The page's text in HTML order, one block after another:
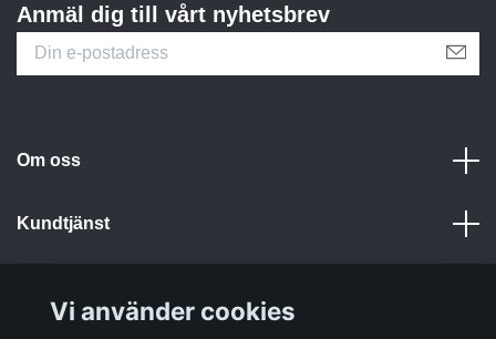
Anmäl dig till vårt nyhetsbrev
Om oss
Kundtjänst
Vi använder cookies